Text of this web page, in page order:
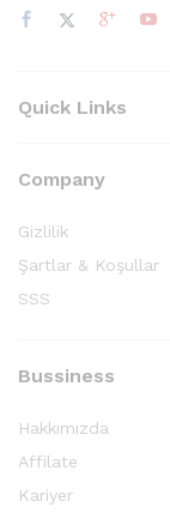
Quick Links
Company
Gizlilik
Şartlar & Koşullar
SSS
Bussiness
Hakkımızda
Affilate
Kariyer